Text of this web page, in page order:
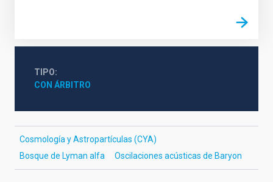
TIPO
CON ÁRBITRO
Cosmología y Astropartículas (CYA)
Bosque de Lyman alfa
Oscilaciones acústicas de Baryon